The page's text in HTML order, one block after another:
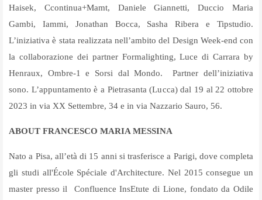
Haisek, Ccontinua+Mamt, Daniele Giannetti, Duccio Maria
Gambi, Iammi, Jonathan Bocca, Sasha Ribera e Tipstudio.
L’iniziativa è stata realizzata nell’ambito del Design Week-end con
la collaborazione dei partner Formalighting, Luce di Carrara by
Henraux, Ombre-1 e Sorsi dal Mondo. Partner dell’iniziativa
sono. L’appuntamento è a Pietrasanta (Lucca) dal 19 al 22 ottobre
2023 in via XX Settembre, 34 e in via Nazzario Sauro, 56.
ABOUT FRANCESCO MARIA MESSINA
Nato a Pisa, all’età di 15 anni si trasferisce a Parigi, dove completa
gli studi all'École Spéciale d'Architecture. Nel 2015 consegue un
master presso il Confluence InsEtute di Lione, fondato da Odile